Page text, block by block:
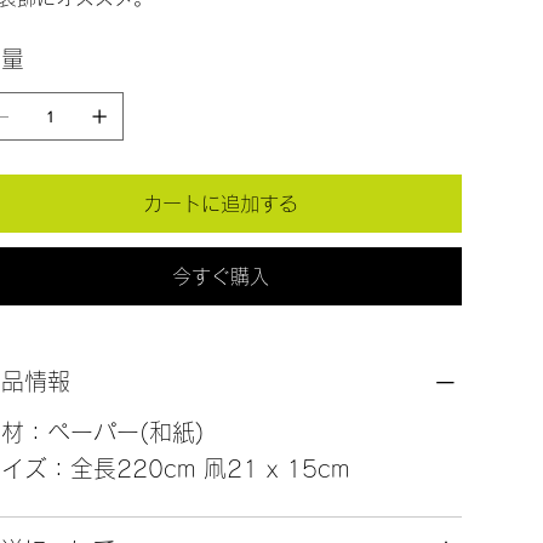
カートに追加する
今すぐ購入
情報
：ペーパー(和紙)
ズ：全長220cm 凧21 x 15cm